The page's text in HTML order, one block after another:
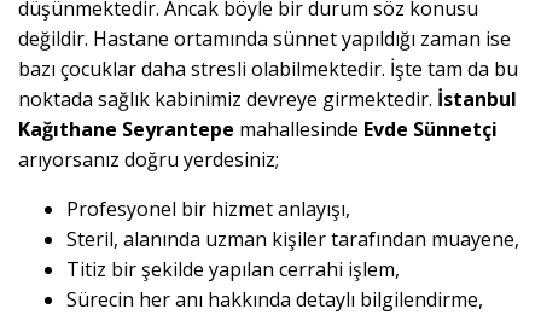
düşünmektedir. Ancak böyle bir durum söz konusu
değildir. Hastane ortamında sünnet yapıldığı zaman ise
bazı çocuklar daha stresli olabilmektedir. İşte tam da bu
noktada sağlık kabinimiz devreye girmektedir. İstanbul
Kağıthane Seyrantepe mahallesinde Evde Sünnetçi
arıyorsanız doğru yerdesiniz;
Profesyonel bir hizmet anlayışı,
Steril, alanında uzman kişiler tarafından muayene,
Titiz bir şekilde yapılan cerrahi işlem,
Sürecin her anı hakkında detaylı bilgilendirme,